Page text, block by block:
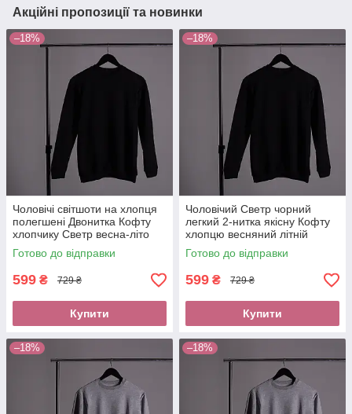
Акційні пропозиції та новинки
–18%
Чоловічі світшоти на хлопця
полегшені Двонитка Кофту
хлопчику Светр весна-літо
оплатити при отриманні
новою поштою
Готово до відправки
599 ₴ 729 ₴
Купити
–18%
Чоловічий Светр чорний
легкий 2-нитка якісну Кофту
хлопцю весняний літній
Світшот трикотаж оплата без
передоплати новою поштою
Готово до відправки
599 ₴ 729 ₴
Купити
–18% –18%